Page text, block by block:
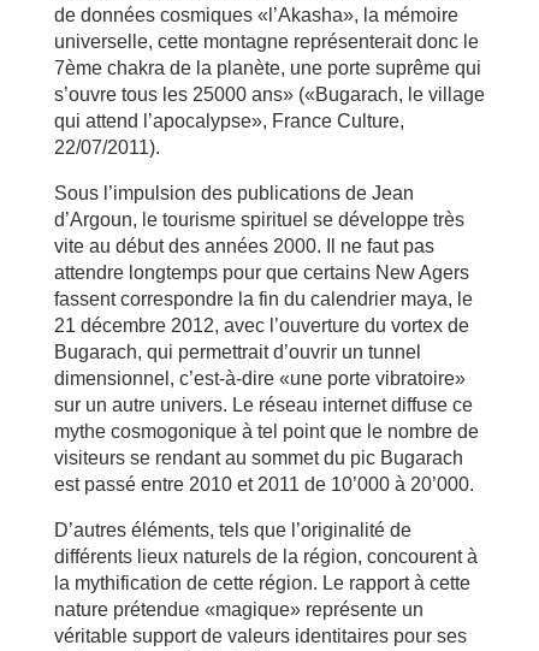
de données cosmiques «l’Akasha», la mémoire
universelle, cette montagne représenterait donc le
7ème chakra de la planète, une porte suprême qui
s’ouvre tous les 25000 ans» («Bugarach, le village
qui attend l’apocalypse», France Culture,
22/07/2011).
Sous l’impulsion des publications de Jean
d’Argoun, le tourisme spirituel se développe très
vite au début des années 2000. Il ne faut pas
attendre longtemps pour que certains New Agers
fassent correspondre la fin du calendrier maya, le
21 décembre 2012, avec l’ouverture du vortex de
Bugarach, qui permettrait d’ouvrir un tunnel
dimensionnel, c’est-à-dire «une porte vibratoire»
sur un autre univers. Le réseau internet diffuse ce
mythe cosmogonique à tel point que le nombre de
visiteurs se rendant au sommet du pic Bugarach
est passé entre 2010 et 2011 de 10’000 à 20’000.
D’autres éléments, tels que l’originalité de
différents lieux naturels de la région, concourent à
la mythification de cette région. Le rapport à cette
nature prétendue «magique» représente un
véritable support de valeurs identitaires pour ses